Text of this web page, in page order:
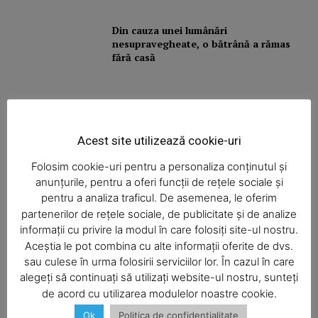
Din cauza unei lumânări
nesupravegheate, o bătrână a rămas
fără casă
Radare pe toate drumurile!
Incendiu violent la Bălţăteşti
Acest site utilizează cookie-uri
Folosim cookie-uri pentru a personaliza conținutul și
anunțurile, pentru a oferi funcții de rețele sociale și
pentru a analiza traficul. De asemenea, le oferim
partenerilor de rețele sociale, de publicitate și de analize
informații cu privire la modul în care folosiți site-ul nostru.
Aceștia le pot combina cu alte informații oferite de dvs.
sau culese în urma folosirii serviciilor lor. În cazul în care
alegeți să continuați să utilizați website-ul nostru, sunteți
de acord cu utilizarea modulelor noastre cookie.
Ok Politica de confidentialitate